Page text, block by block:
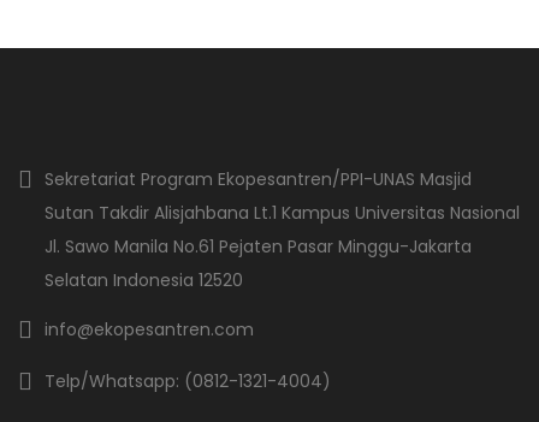
Sekretariat Program Ekopesantren/PPI-UNAS Masjid
Sutan Takdir Alisjahbana Lt.1 Kampus Universitas Nasional
Jl. Sawo Manila No.61 Pejaten Pasar Minggu-Jakarta
Selatan Indonesia 12520
info@ekopesantren.com
Telp/Whatsapp: (0812-1321-4004)